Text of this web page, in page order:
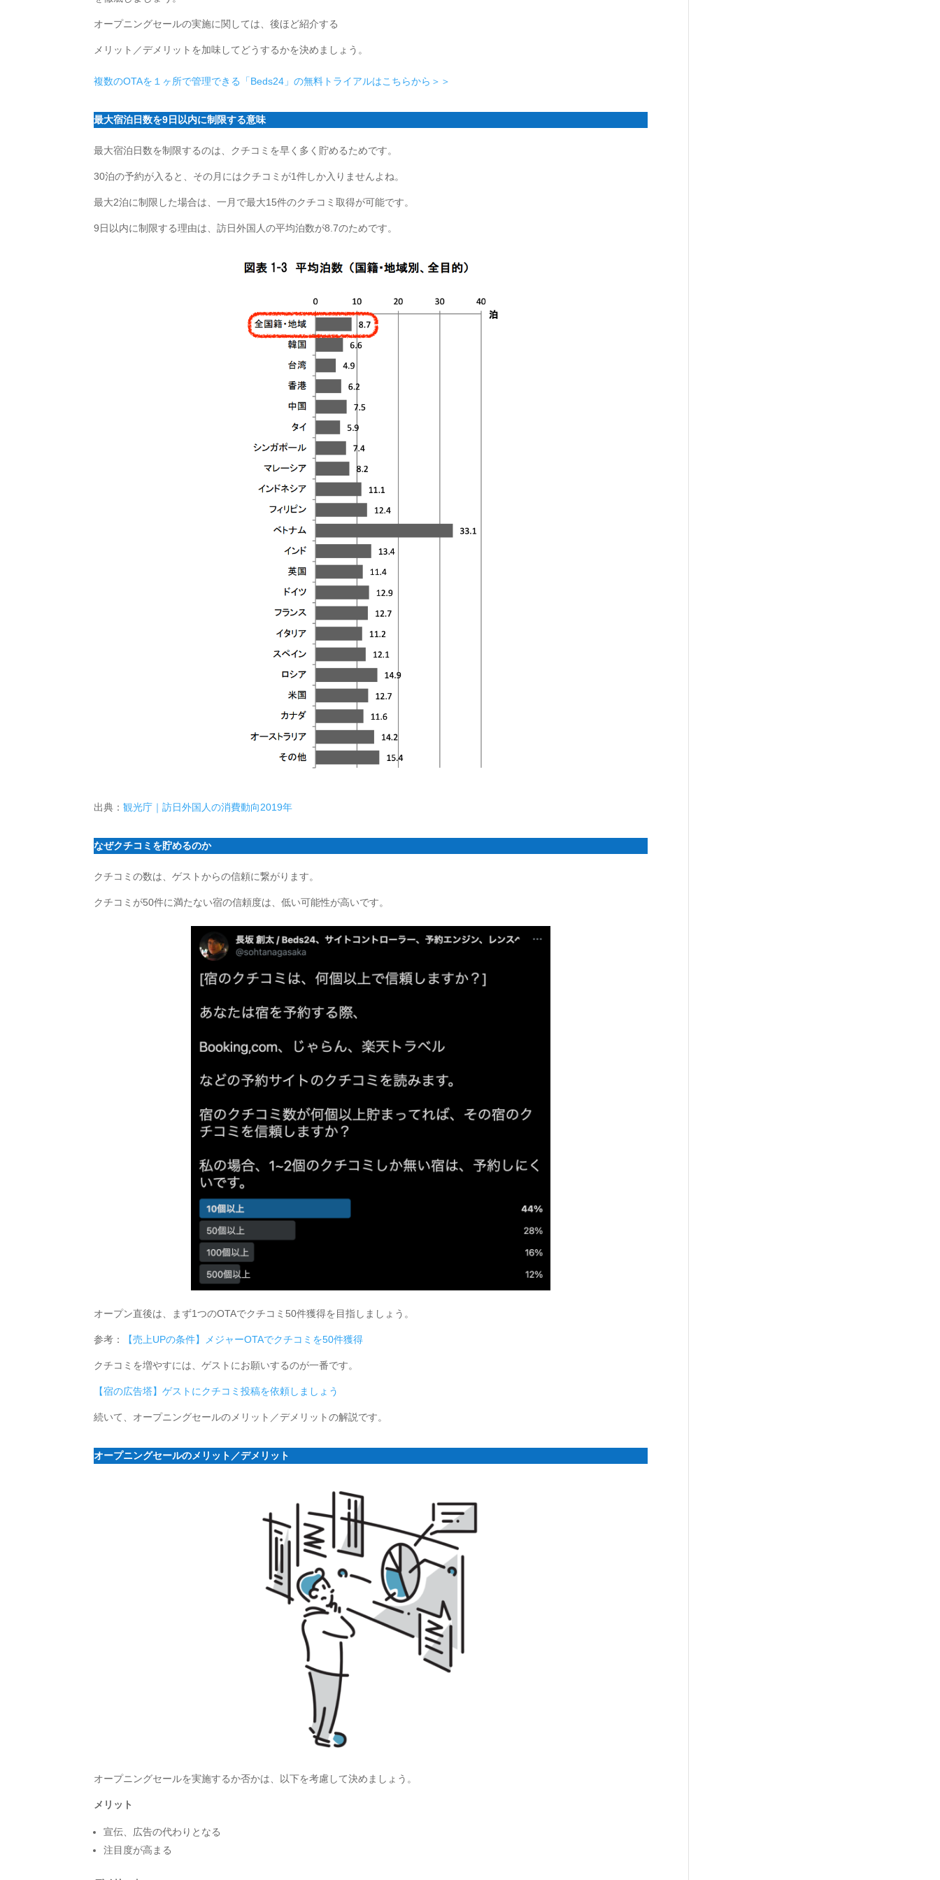
オープニングセールの実施に関しては、後ほど紹介する
メリット／デメリットを加味してどうするかを決めましょう。
複数のOTAを１ヶ所で管理できる「Beds24」の無料トライアルはこちらから＞＞
最大宿泊日数を9日以内に制限する意味
最大宿泊日数を制限するのは、クチコミを早く多く貯めるためです。
30泊の予約が入ると、その月にはクチコミが1件しか入りませんよね。
最大2泊に制限した場合は、一月で最大15件のクチコミ取得が可能です。
9日以内に制限する理由は、訪日外国人の平均泊数が8.7のためです。
出典：観光庁｜訪日外国人の消費動向2019年
なぜクチコミを貯めるのか
クチコミの数は、ゲストからの信頼に繋がります。
クチコミが50件に満たない宿の信頼度は、低い可能性が高いです。
オープン直後は、まず1つのOTAでクチコミ50件獲得を目指しましょう。
参考： 【売上UPの条件】メジャーOTAでクチコミを50件獲得
クチコミを増やすには、ゲストにお願いするのが一番です。
【宿の広告塔】ゲストにクチコミ投稿を依頼しましょう
続いて、オープニングセールのメリット／デメリットの解説です。
オープニングセールのメリット／デメリット
オープニングセールを実施するか否かは、以下を考慮して決めましょう。
メリット
宣伝、広告の代わりとなる
注目度が高まる